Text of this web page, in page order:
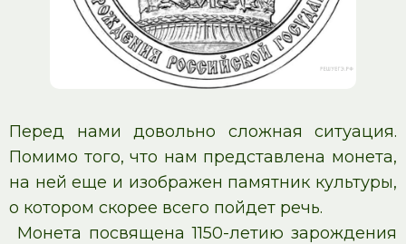
Перед нами довольно сложная ситуация.
Помимо того, что нам представлена монета,
на ней еще и изображен памятник культуры,
о котором скорее всего пойдет речь.
Монета посвящена 1150-летию зарождения